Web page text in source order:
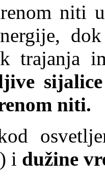
niti
trajanja
niti.
i dužine